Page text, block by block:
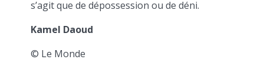
s’agit que de dépossession ou de déni.
Kamel Daoud
© Le Monde